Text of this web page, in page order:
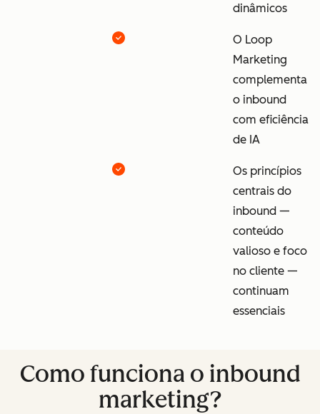
dinâmicos
O Loop
Marketing
complementa
o inbound
com eficiência
de IA
Os princípios
centrais do
inbound —
conteúdo
valioso e foco
no cliente —
continuam
essenciais
Como funciona o inbound
marketing?